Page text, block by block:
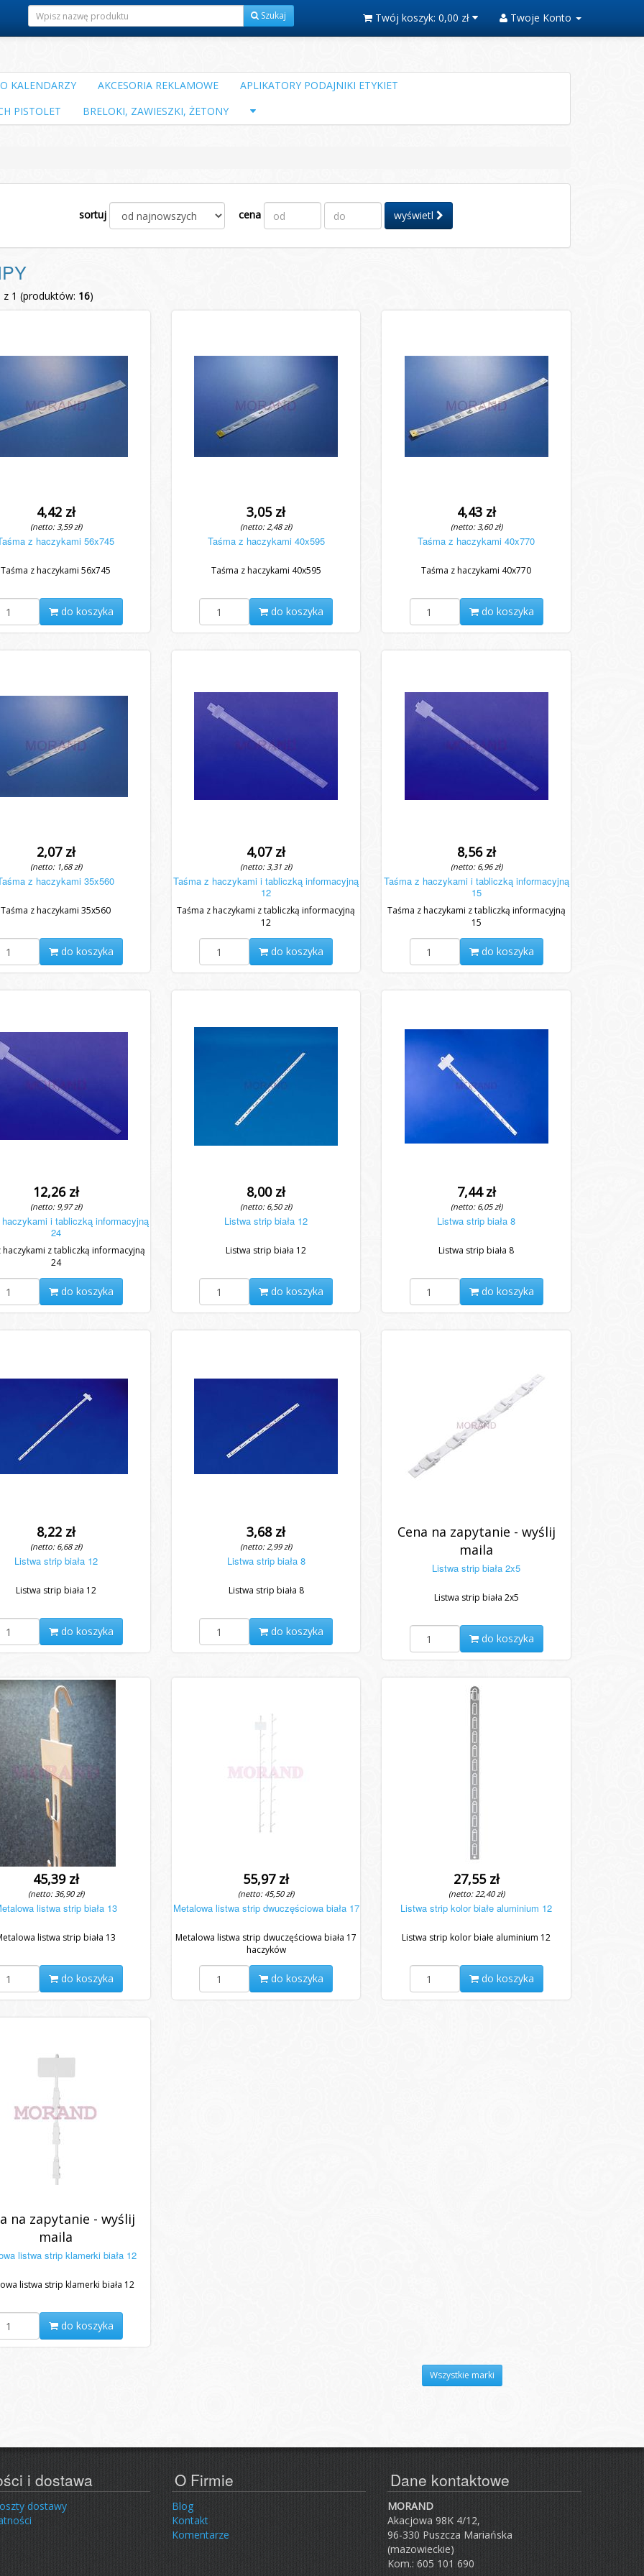
Szukaj Twój koszyk: 0,00 zł Twoje Konto
KALENDARZY AKCESORIA REKLAMOWE
APLIKATORY PODAJNIKI ETYKIET
PISTOLET
BRELOKI, ZAWIESZKI, ŻETONY
sortuj cena wyświetl
1 (produktów: 16)
4,42 zł
(netto: 3,59 zł)
z haczykami 56x745
Taśma z haczykami 56x745
do koszyka
3,05 zł
(netto: 2,48 zł)
Taśma z haczykami 40x595
Taśma z haczykami 40x595
do koszyka
4,43 zł
(netto: 3,60 zł)
Taśma z haczykami 40x770
Taśma z haczykami 40x770
do koszyka
2,07 zł
(netto: 1,68 zł)
z haczykami 35x560
Taśma z haczykami 35x560
do koszyka
4,07 zł
(netto: 3,31 zł)
Taśma z haczykami i tabliczką informacyjną
12
Taśma z haczykami z tabliczką informacyjną
12
do koszyka
8,56 zł
(netto: 6,96 zł)
Taśma z haczykami i tabliczką informacyjną
15
Taśma z haczykami z tabliczką informacyjną
15
do koszyka
12,26 zł
(netto: 9,97 zł)
i tabliczką informacyjną
24
haczykami z tabliczką informacyjną
24
do koszyka
8,00 zł
(netto: 6,50 zł)
Listwa strip biała 12
Listwa strip biała 12
do koszyka
7,44 zł
(netto: 6,05 zł)
Listwa strip biała 8
Listwa strip biała 8
do koszyka
8,22 zł
(netto: 6,68 zł)
Listwa strip biała 12
Listwa strip biała 12
do koszyka
3,68 zł
(netto: 2,99 zł)
Listwa strip biała 8
Listwa strip biała 8
do koszyka
Cena na zapytanie - wyślij
maila
Listwa strip biała 2x5
Listwa strip biała 2x5
do koszyka
45,39 zł
(netto: 36,90 zł)
listwa strip biała 13
listwa strip biała 13
do koszyka
55,97 zł
(netto: 45,50 zł)
Metalowa listwa strip dwuczęściowa biała 17
Metalowa listwa strip dwuczęściowa biała 17
haczyków
do koszyka
27,55 zł
(netto: 22,40 zł)
Listwa strip kolor białe aluminium 12
Listwa strip kolor białe aluminium 12
do koszyka
na zapytanie - wyślij
maila
listwa strip klamerki biała 12
listwa strip klamerki biała 12
do koszyka
Wszystkie marki
i dostawa
dostawy
O Firmie
Blog
Kontakt
Komentarze
Dane kontaktowe
MORAND
Akacjowa 98K 4/12,
96-330 Puszcza Mariańska
(mazowieckie)
Kom.: 605 101 690